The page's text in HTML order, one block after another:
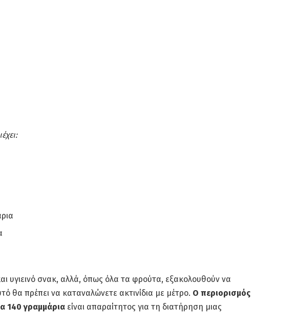
και υγιεινό σνακ, αλλά, όπως όλα τα φρούτα, εξακολουθούν να
θα πρέπει να καταναλώνετε ακτινίδια με μέτρο. Ο περιορισμός
140 γραμμάριαείναι απαραίτητος για τη διατήρηση μιας